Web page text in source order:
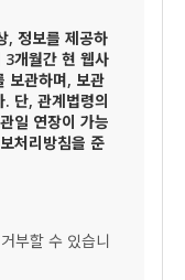
, 정보를 제공하
3개월간 현 웹사
보관하며, 보관
단, 관계법령의
일 연장이 가능
처리방침을 준
부할 수 있습니